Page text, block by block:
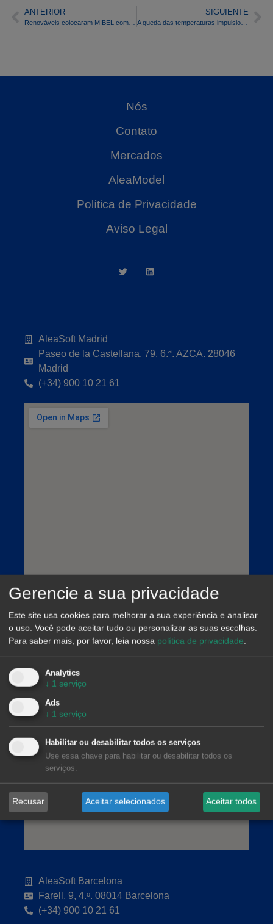
ANTERIOR SIGUIENTE
A queda das temperaturas impulsionou os preços dos mercados elétricos europeus na última semana de novembro
Nós
Contato
Mercados
AleaModel
Política de Privacidade
Aviso Legal
AleaSoft Madrid
Paseo de la Castellana, 79, 6.ª. AZCA. 28046
Madrid
(+34) 900 10 21 61
AleaSoft Barcelona
Viladomat, 1, 1.º-1.ª. 08015 Barcelona
(+34) 900 10 21 61
AleaSoft Barcelona
Farell, 9, 4.ᵒ. 08014 Barcelona
(+34) 900 10 21 61
Gerencie a sua privacidade
Este site usa cookies para melhorar a sua experiência e analisar
o uso. Você pode aceitar tudo ou personalizar as suas escolhas.
Para saber mais, por favor, leia nossa política de privacidade.
Analytics
↓ 1 serviço
Ads
↓ 1 serviço
Habilitar ou desabilitar todos os serviços
Use essa chave para habilitar ou desabilitar todos os
serviços.
Recusar Aceitar selecionados Aceitar todos